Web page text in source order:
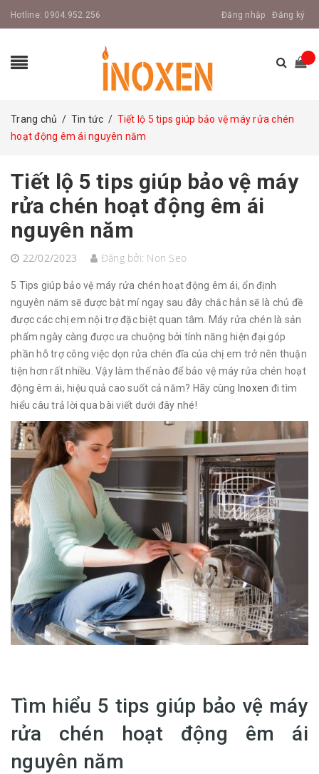
Hotline: 0904.952.256 Đăng nhập Đăng ký
Trang chủ / Tin tức / Tiết lộ 5 tips giúp bảo vệ máy rửa chén
hoạt động êm ái nguyên năm
Tiết lộ 5 tips giúp bảo vệ máy
rửa chén hoạt động êm ái
nguyên năm
22/02/2023 Đăng bởi: Non Seo
5 Tips giúp bảo vệ máy rửa chén hoạt động êm ái, ổn định
nguyên năm sẽ được bật mí ngay sau đây chắc hẳn sẽ là chủ đề
được các chị em nội trợ đặc biệt quan tâm. Máy rửa chén là sản
phẩm ngày càng được ưa chuộng bởi tính năng hiện đại góp
phần hỗ trợ công việc dọn rửa chén đĩa của chị em trở nên thuận
tiện hơn rất nhiều. Vậy làm thế nào để bảo vệ máy rửa chén hoạt
động êm ái, hiệu quả cao suốt cả năm? Hãy cùng Inoxen đi tìm
hiểu câu trả lời qua bài viết dưới đây nhé!
Tìm hiểu 5 tips giúp bảo vệ máy
rửa chén hoạt động êm ái
nguyên năm